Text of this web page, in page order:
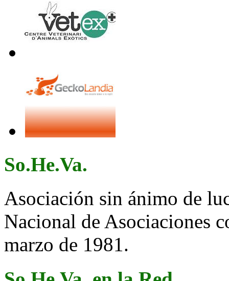
So.He.Va.
Asociación sin ánimo de
Nacional de Asociaciones
marzo de 1981.